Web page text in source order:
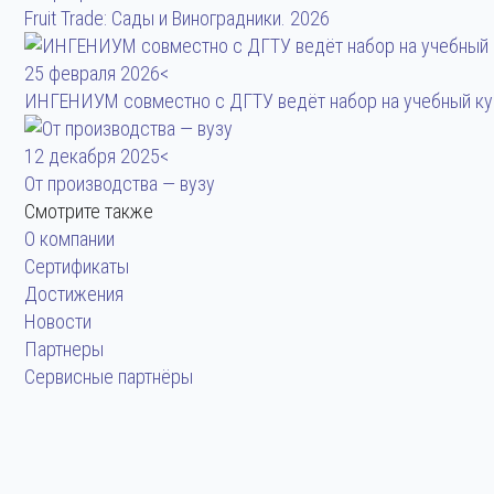
Fruit Trade: Сады и Виноградники. 2026
25 февраля 2026<
ИНГЕНИУМ совместно с ДГТУ ведёт набор на учебный
12 декабря 2025<
От производства — вузу
Смотрите также
О компании
Сертификаты
Достижения
Новости
Партнеры
Сервисные партнёры